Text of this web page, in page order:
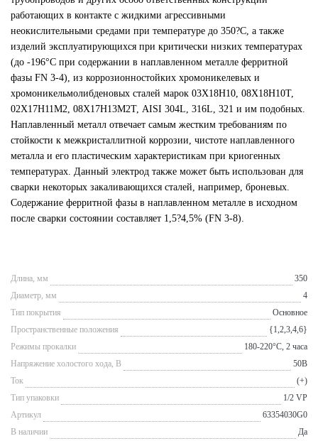
работающих в контакте с жидкими агрессивными
неокислительными средами при температуре до 350?С, а также
изделий эксплуатирующихся при критически низких температурах
(до -196°С при содержании в наплавленном металле ферритной
фазы FN 3-4), из коррозионностойких хромоникелевых и
хромоникельмолибденовых сталей марок 03Х18Н10, 08Х18Н10Т,
02Х17Н11М2, 08Х17Н13М2Т, AISI 304L, 316L, 321 и им подобных.
Наплавленный металл отвечает самым жестким требованиям по
стойкости к межкристаллитной коррозии, чистоте наплавленного
металла и его пластическим характеристикам при криогенных
температурах. Данный электрод также может быть использован для
сварки некоторых закаливающихся сталей, например, броневых.
Содержание ферритной фазы в наплавленном металле в исходном
после сварки состоянии составляет 1,5?4,5% (FN 3-8).
Длина, мм
350
Диаметр, мм
4
Тип покрытия
Основное
Пространственные положения
{1,2,3,4,6}
Режимы прокалки
180-220°С, 2 часа
Напряжение холостого хода, В
50В
Ток
(+)
Тип упаковки
1/2 VP
Артикул
63354030G0
В наличии
Да